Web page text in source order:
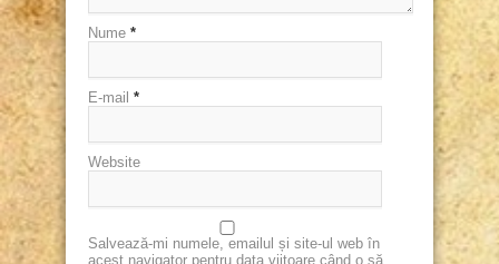
Nume *
E-mail *
Website
Salvează-mi numele, emailul și site-ul web în
acest navigator pentru data viitoare când o să